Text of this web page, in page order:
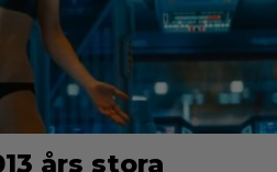
års stora